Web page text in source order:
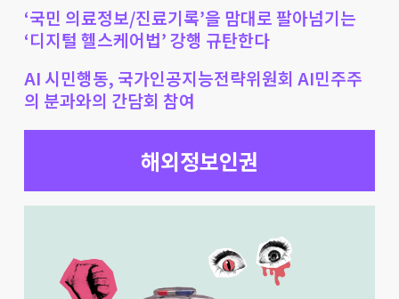
‘국민 의료정보/진료기록’을 맘대로 팔아넘기는
‘디지털 헬스케어법’ 강행 규탄한다
AI 시민행동, 국가인공지능전략위원회 AI민주주
의 분과와의 간담회 참여
해외정보인권